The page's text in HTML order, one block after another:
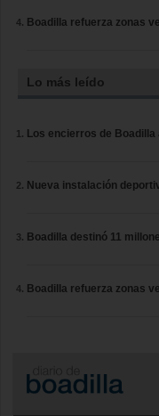
Boadilla refuerza zonas
Lo más leído
Los encierros de
Nueva instalación
Boadilla destinó 11
Boadilla refuerza zonas